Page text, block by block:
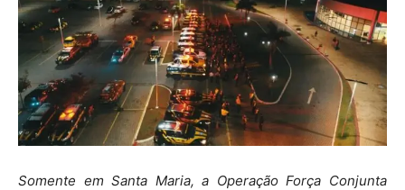
Somente em Santa Maria, a Operação Força Conjunta